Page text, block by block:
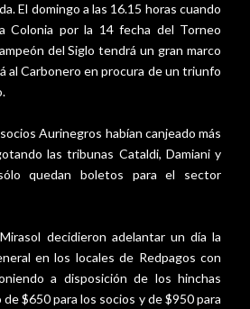
El domingo a las 16.15 horas cuando
Colonia por la 14 fecha del Torneo
del Siglo tendrá un gran marco
al Carbonero en procura de un triunfo
Aurinegros habían canjeado más
las tribunas Cataldi, Damiani y
quedan boletos para el sector
decidieron adelantar un día la
en los locales de Redpagos con
a disposición de los hinchas
$650 para los socios y de $950 para